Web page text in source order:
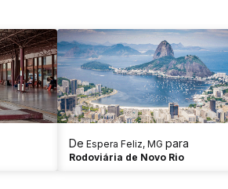
De Espera Feliz, MG para
Rodoviária de Novo Rio